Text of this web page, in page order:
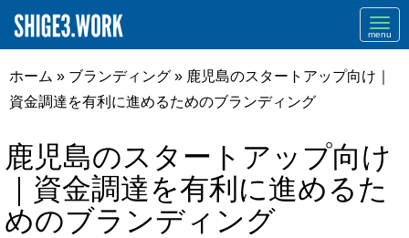
ホーム » ブランディング » 鹿児島のスタートアップ向け｜
資金調達を有利に進めるためのブランディング
鹿児島のスタートアップ向け
｜資金調達を有利に進めるた
めのブランディング